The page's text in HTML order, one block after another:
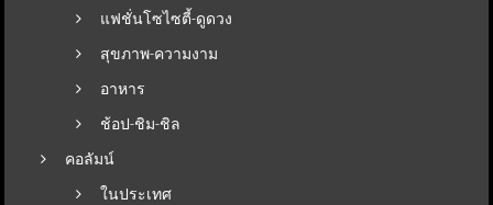
แฟชั่นโซไซตี้-ดูดวง
สุขภาพ-ความงาม
อาหาร
ช้อป-ชิม-ชิล
คอลัมน์
ในประเทศ